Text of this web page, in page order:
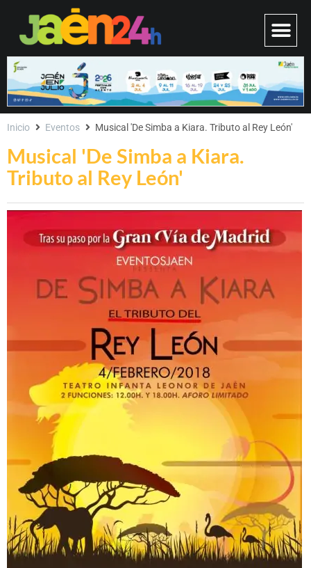
Musical 'De Simba a Kiara.
Tributo al Rey León'
Inicio Eventos Musical 'De Simba a Kiara. Tributo al Rey León'